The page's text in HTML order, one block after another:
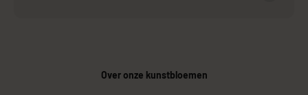
Over onze kunstbloemen